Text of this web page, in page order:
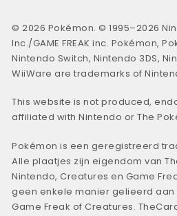
© 2026 Pokémon. © 1995–2026
Inc./GAME FREAK inc. Pokémon,
Nintendo Switch, Nintendo 3DS,
WiiWare are trademarks of
This website is not produced,
affiliated with Nintendo or The
Pokémon is een geregistreerd
Alle plaatjes zijn eigendom van
Nintendo, Creatures en Game
geen enkele manier gelieerd aan
Game Freak of Creatures.